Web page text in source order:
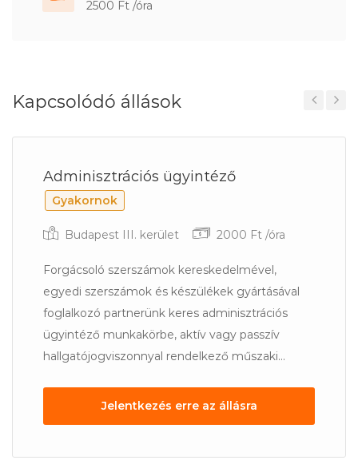
2500 Ft /óra
Kapcsolódó állások
Adminisztrációs ügyintéző
Gyakornok
Budapest III. kerület 2000 Ft /óra
Forgácsoló szerszámok kereskedelmével,
egyedi szerszámok és készülékek gyártásával
foglalkozó partnerünk keres adminisztrációs
ügyintéző munkakörbe, aktív vagy passzív
hallgatójogviszonnyal rendelkező műszaki...
Jelentkezés erre az állásra